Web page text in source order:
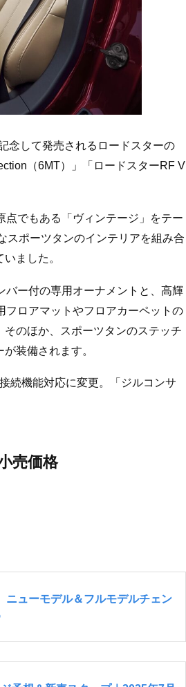
念して発売されるロードスターの
（6MT）」「ロードスターRF V
でもある「ヴィンテージ」をテー
スポーツタンのインテリアを組み合
ました。
ー付の専用オーナメントと、高輝
フロアマットやフロアカーペットの
のほか、スポーツタンのステッチ
装備されます。
続機能対応に変更。「ジルコンサ
売価格